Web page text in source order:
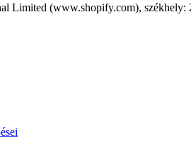
Limited (www.shopify.com),